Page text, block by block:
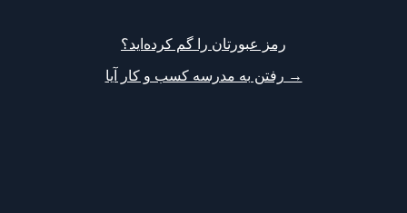
رمز عبورتان را گم کرده‌اید؟
→ رفتن به مدرسه کسب و کار آیا